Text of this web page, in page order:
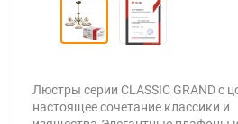
Люстры серии CLASSIC GRAND с
настоящее сочетание классики и